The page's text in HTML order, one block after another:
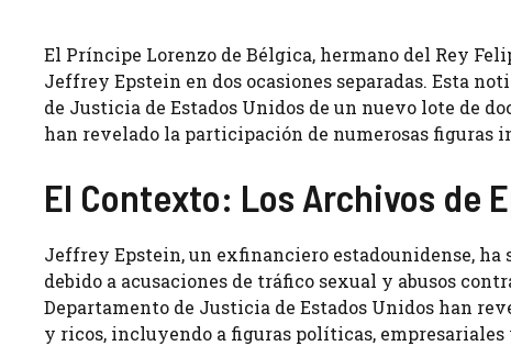
El Príncipe Lorenzo de Bélgica, hermano del Rey
Jeffrey Epstein en dos ocasiones separadas. Esta
de Justicia de Estados Unidos de un nuevo lote de
han revelado la participación de numerosas figuras
El Contexto: Los Archivos de
Jeffrey Epstein, un exfinanciero estadounidense,
debido a acusaciones de tráfico sexual y abusos
Departamento de Justicia de Estados Unidos han
y ricos, incluyendo a figuras políticas,